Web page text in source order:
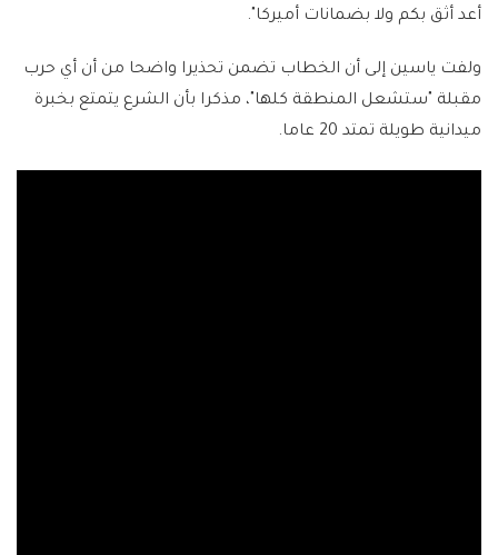
أعد أثق بكم ولا بضمانات أميركا".
ولفت ياسين إلى أن الخطاب تضمن تحذيرا واضحا من أن أي حرب
مقبلة "ستشعل المنطقة كلها"، مذكرا بأن الشرع يتمتع بخبرة
ميدانية طويلة تمتد 20 عاما.